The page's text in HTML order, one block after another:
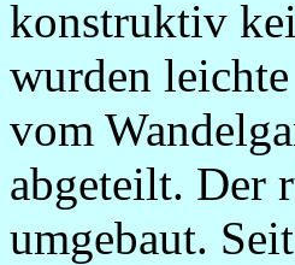
konstruktiv
wurden
vom
abgeteilt. Der
umgebaut.